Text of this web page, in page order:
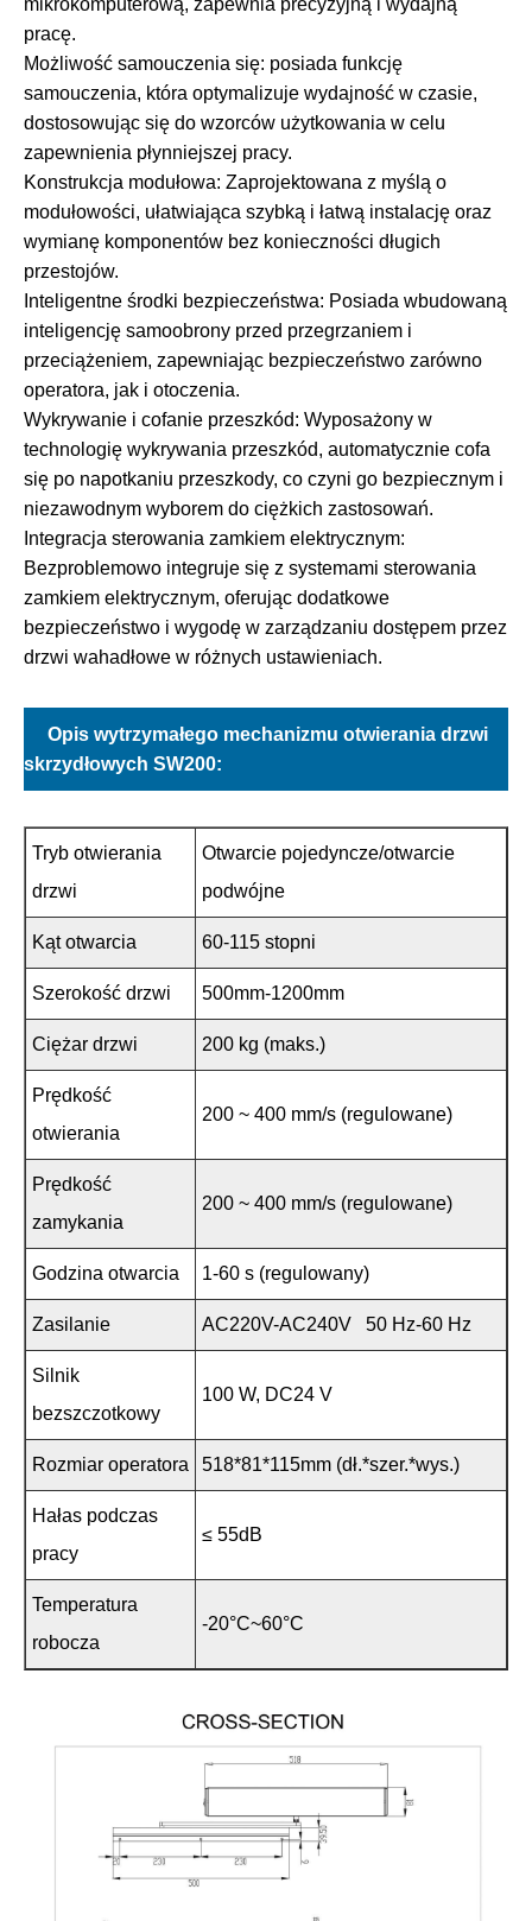
mikrokomputerową, zapewnia precyzyjną i wydajną
pracę.
Możliwość samouczenia się: posiada funkcję
samouczenia, która optymalizuje wydajność w czasie,
dostosowując się do wzorców użytkowania w celu
zapewnienia płynniejszej pracy.
Konstrukcja modułowa: Zaprojektowana z myślą o
modułowości, ułatwiająca szybką i łatwą instalację oraz
wymianę komponentów bez konieczności długich
przestojów.
Inteligentne środki bezpieczeństwa: Posiada wbudowaną
inteligencję samoobrony przed przegrzaniem i
przeciążeniem, zapewniając bezpieczeństwo zarówno
operatora, jak i otoczenia.
Wykrywanie i cofanie przeszkód: Wyposażony w
technologię wykrywania przeszkód, automatycznie cofa
się po napotkaniu przeszkody, co czyni go bezpiecznym i
niezawodnym wyborem do ciężkich zastosowań.
Integracja sterowania zamkiem elektrycznym:
Bezproblemowo integruje się z systemami sterowania
zamkiem elektrycznym, oferując dodatkowe
bezpieczeństwo i wygodę w zarządzaniu dostępem przez
drzwi wahadłowe w różnych ustawieniach.
Opis wytrzymałego mechanizmu otwierania drzwi
skrzydłowych SW200:
Tryb otwierania
drzwi
Otwarcie pojedyncze/otwarcie
podwójne
Kąt otwarcia 60-115 stopni
Szerokość drzwi 500mm-1200mm
Ciężar drzwi 200 kg (maks.)
Prędkość
otwierania
200 ~ 400 mm/s (regulowane)
Prędkość
zamykania
200 ~ 400 mm/s (regulowane)
Godzina otwarcia 1-60 s (regulowany)
Zasilanie AC220V-AC240V 50 Hz-60 Hz
Silnik
bezszczotkowy
100 W, DC24 V
Rozmiar operatora 518*81*115mm (dł.*szer.*wys.)
Hałas podczas
pracy
≤ 55dB
Temperatura
robocza
-20°C~60°C